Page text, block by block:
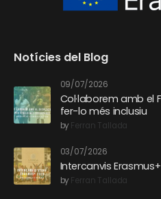
Notícies del Blog
09/07/2026
Col·laborem amb el
fer-lo més inclusiu
byFerran Tallada
03/07/2026
Intercanvis
byFerran Tallada